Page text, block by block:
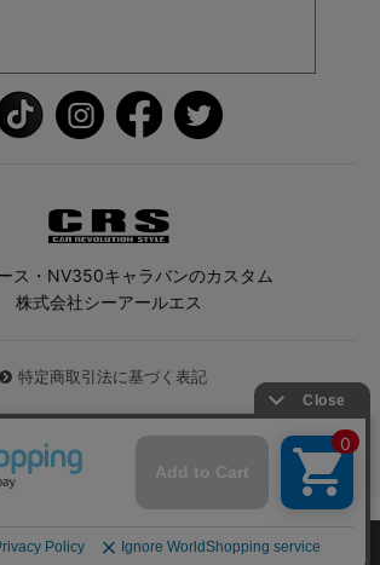
ス・NV350キャラバンのカスタム
株式会社シーアールエス
特定商取引法に基づく表記
イエース専門店CRS All Rights Reserved.